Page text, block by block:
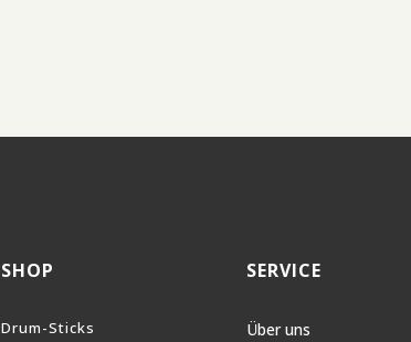
SHOP
Drum-Sticks
SERVICE
Über uns